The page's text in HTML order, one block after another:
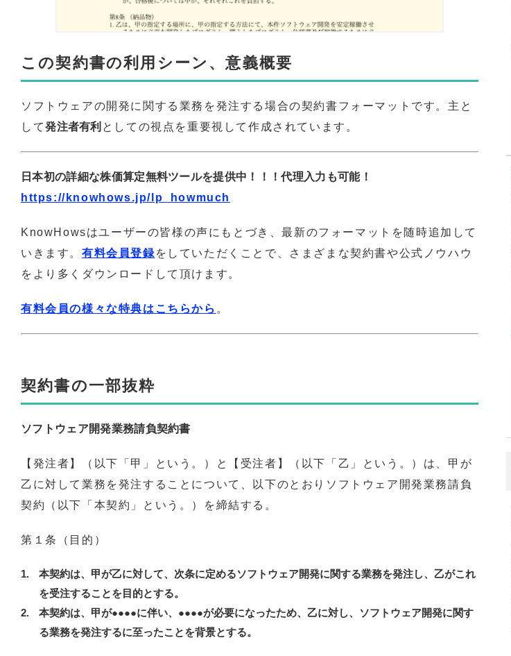
この契約書の利用シーン、意義概要
ソフトウェアの開発に関する業務を発注する場合の契約書フォーマットです。主と
して発注者有利 としての視点を重要視して作成されています。
日本初の詳細な株価算定無料ツールを提供中！！！代理入力も可能！
https://knowhows.jp/lp_howmuch
KnowHowsはユーザーの皆様の声にもとづき、最新のフォーマットを随時追加して
いきます。 有料会員登録をしていただくことで、さまざまな契約書や公式ノウハウ
をより多くダウンロードして頂けます。
有料会員の様々な特典はこちらから 。
契約書の一部抜粋
ソフトウェア開発業務請負契約書
【発注者】（以下「甲」という。）と【受注者】（以下「乙」という。）は、甲が
乙に対して業務を発注することについて、以下のとおりソフトウェア開発業務請負
契約（以下「本契約」という。）を締結する。
第１条（目的）
本契約は、甲が乙に対して、次条に定めるソフトウェア開発に関する業務を発注し、乙がこれ
を受注することを目的とする。
本契約は、甲が●●●●に伴い、●●●●が必要になったため、乙に対し、ソフトウェア開発に関す
る業務を発注するに至ったことを背景とする。